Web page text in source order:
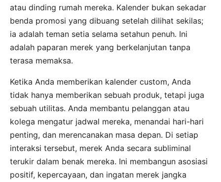
atau dinding rumah mereka. Kalender bukan sekadar
benda promosi yang dibuang setelah dilihat sekilas;
ia adalah teman setia selama setahun penuh. Ini
adalah paparan merek yang berkelanjutan tanpa
terasa memaksa.
Ketika Anda memberikan kalender custom, Anda
tidak hanya memberikan sebuah produk, tetapi juga
sebuah utilitas. Anda membantu pelanggan atau
kolega mengatur jadwal mereka, menandai hari-hari
penting, dan merencanakan masa depan. Di setiap
interaksi tersebut, merek Anda secara subliminal
terukir dalam benak mereka. Ini membangun asosiasi
positif, kepercayaan, dan ingatan merek jangka